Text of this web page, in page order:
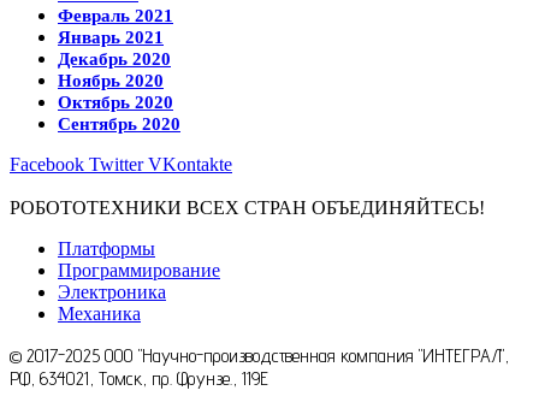
Февраль 2021
Январь 2021
Декабрь 2020
Ноябрь 2020
Октябрь 2020
Сентябрь 2020
Facebook Twitter VKontakte
РОБОТОТЕХНИКИ ВСЕХ СТРАН ОБЪЕДИНЯЙТЕСЬ!
Платформы
Программирование
Электроника
Механика
© 2017-2025 ООО "Научно-производственная компания "ИНТЕГРАЛ",
РФ, 634021, Томск, пр. Фрунзе., 119E